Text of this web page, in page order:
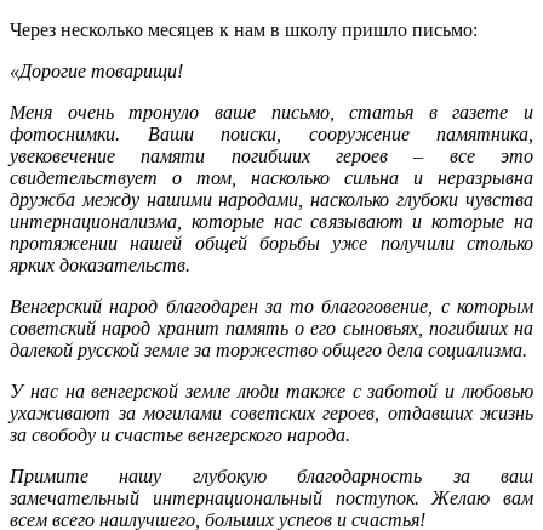
Через несколько месяцев к нам в школу пришло письмо:
«Дорогие товарищи!
Меня очень тронуло ваше письмо, статья в газете и
фотоснимки. Ваши поиски, сооружение памятника,
увековечение памяти погибших героев – все это
свидетельствует о том, насколько сильна и неразрывна
дружба между нашими народами, насколько глубоки чувства
интернационализма, которые нас связывают и которые на
протяжении нашей общей борьбы уже получили столько
ярких доказательств.
Венгерский народ благодарен за то благоговение, с которым
советский народ хранит память о его сыновьях, погибших на
далекой русской земле за торжество общего дела социализма.
У нас на венгерской земле люди также с заботой и любовью
ухаживают за могилами советских героев, отдавших жизнь
за свободу и счастье венгерского народа.
Примите нашу глубокую благодарность за ваш
замечательный интернациональный поступок. Желаю вам
всем всего наилучшего, больших успеов и счастья!